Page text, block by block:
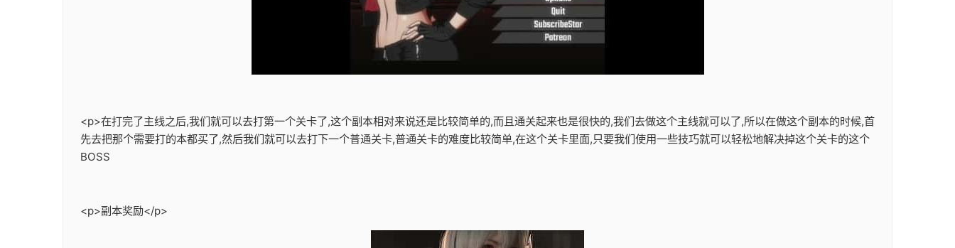
<p>在打完了主线之后,我们就可以去打第一个关卡了,这个副本相对来说还是比较简单的,而且通关起来也是很快的,我们去做这个主线就可以了,所以在做这个副本的时候,首
先去把那个需要打的本都买了,然后我们就可以去打下一个普通关卡,普通关卡的难度比较简单,在这个关卡里面,只要我们使用一些技巧就可以轻松地解决掉这个关卡的这个
BOSS
<p>副本奖励</p>